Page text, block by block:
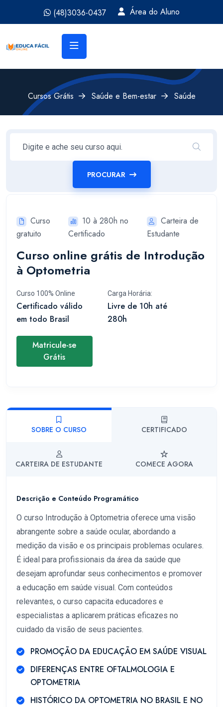
(48)3036-0437 Área do Aluno
Cursos Grátis Saúde e Bem-estar Saúde
PROCURAR
Curso
gratuito
10 à 280h no
Certificado
Carteira de
Estudante
Curso online grátis de Introdução
à Optometria
Curso 100% Online
Certificado válido
em todo Brasil
Carga Horária:
Livre de 10h até
280h
Matricule-se
Grátis
SOBRE O CURSO CERTIFICADO
CARTEIRA DE ESTUDANTE COMECE AGORA
Descrição e Conteúdo Programático
O curso Introdução à Optometria oferece uma visão
abrangente sobre a saúde ocular, abordando a
medição da visão e os principais problemas oculares.
É ideal para profissionais da área da saúde que
desejam aprofundar seus conhecimentos e promover
a educação em saúde visual. Com conteúdos
relevantes, o curso capacita educadores e
especialistas a aplicarem práticas eficazes no
cuidado da visão de seus pacientes.
PROMOÇÃO DA EDUCAÇÃO EM SAÚDE VISUAL
DIFERENÇAS ENTRE OFTALMOLOGIA E
OPTOMETRIA
HISTÓRICO DA OPTOMETRIA NO BRASIL E NO